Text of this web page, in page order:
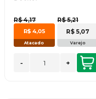
R$ 4,17
R$ 4,05
Atacado
R$ 5,21
R$ 5,07
Varejo
- +